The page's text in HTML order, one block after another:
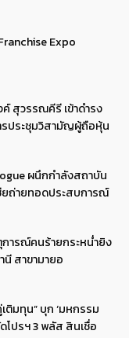
Expo
สุวรรณคีรี เข้าดำรง
รประชุมวิสามัญผู้ถือหุ้น
ผนึกกำลังสถาบัน
ยถ่ายทอดประสบการณ์
ารณ์คนร้ายกระหน่ำยิง
สาขามายอ
ติมทุน” บุก ‘มหกรรม
โปรฯ 3 พลัส สินเชื่อ